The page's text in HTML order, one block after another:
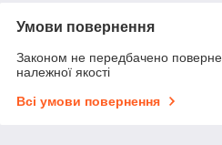
Умови повернення
Законом не передбачено
належної якості
Всі умови повернення